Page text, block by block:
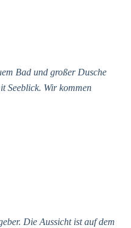
Bad und großer Dusche
Seeblick. Wir kommen
Die Aussicht ist auf dem